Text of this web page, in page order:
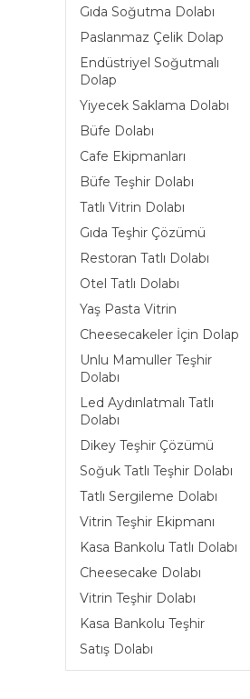
Gıda Soğutma Dolabı
Paslanmaz Çelik Dolap
Endüstriyel Soğutmalı
Dolap
Yiyecek Saklama Dolabı
Büfe Dolabı
Cafe Ekipmanları
Büfe Teşhir Dolabı
Tatlı Vitrin Dolabı
Gıda Teşhir Çözümü
Restoran Tatlı Dolabı
Otel Tatlı Dolabı
Yaş Pasta Vitrin
Cheesecakeler İçin Dolap
Unlu Mamuller Teşhir
Dolabı
Led Aydınlatmalı Tatlı
Dolabı
Dikey Teşhir Çözümü
Soğuk Tatlı Teşhir Dolabı
Tatlı Sergileme Dolabı
Vitrin Teşhir Ekipmanı
Kasa Bankolu Tatlı Dolabı
Cheesecake Dolabı
Vitrin Teşhir Dolabı
Kasa Bankolu Teşhir
Satış Dolabı